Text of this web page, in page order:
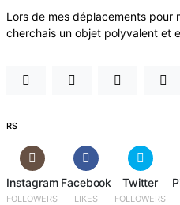
Lors de mes déplacements pour
cherchais un objet polyvalent et
RS
Instagram
FOLLOWERS
Facebook
LIKES
Twitter
FOLLOWERS